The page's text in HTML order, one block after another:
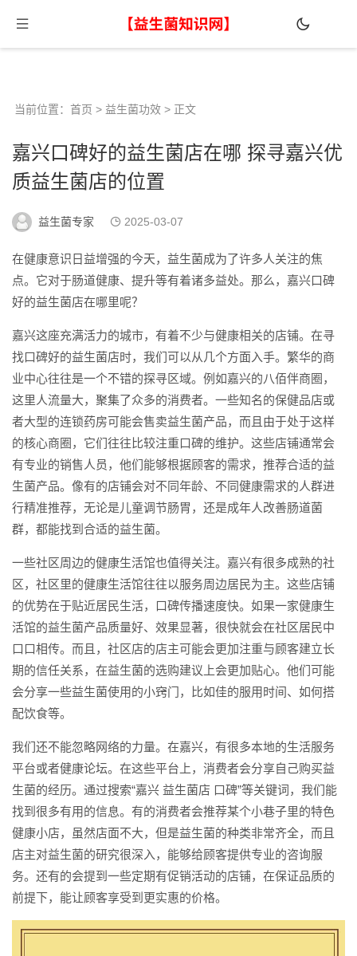
当前位置： 首页 > 益生菌功效 > 正文
嘉兴口碑好的益生菌店在哪 探寻嘉兴优
质益生菌店的位置
益生菌专家 2025-03-07
在健康意识日益增强的今天，益生菌成为了许多人关注的焦
点。它对于肠道健康、提升等有着诸多益处。那么，嘉兴口碑
好的益生菌店在哪里呢？
嘉兴这座充满活力的城市，有着不少与健康相关的店铺。在寻
找口碑好的益生菌店时，我们可以从几个方面入手。繁华的商
业中心往往是一个不错的探寻区域。例如嘉兴的八佰伴商圈，
这里人流量大，聚集了众多的消费者。一些知名的保健品店或
者大型的连锁药房可能会售卖益生菌产品，而且由于处于这样
的核心商圈，它们往往比较注重口碑的维护。这些店铺通常会
有专业的销售人员，他们能够根据顾客的需求，推荐合适的益
生菌产品。像有的店铺会对不同年龄、不同健康需求的人群进
行精准推荐，无论是儿童调节肠胃，还是成年人改善肠道菌
群，都能找到合适的益生菌。
一些社区周边的健康生活馆也值得关注。嘉兴有很多成熟的社
区，社区里的健康生活馆往往以服务周边居民为主。这些店铺
的优势在于贴近居民生活，口碑传播速度快。如果一家健康生
活馆的益生菌产品质量好、效果显著，很快就会在社区居民中
口口相传。而且，社区店的店主可能会更加注重与顾客建立长
期的信任关系，在益生菌的选购建议上会更加贴心。他们可能
会分享一些益生菌使用的小窍门，比如佳的服用时间、如何搭
配饮食等。
我们还不能忽略网络的力量。在嘉兴，有很多本地的生活服务
平台或者健康论坛。在这些平台上，消费者会分享自己购买益
生菌的经历。通过搜索“嘉兴 益生菌店 口碑”等关键词，我们能
找到很多有用的信息。有的消费者会推荐某个小巷子里的特色
健康小店，虽然店面不大，但是益生菌的种类非常齐全，而且
店主对益生菌的研究很深入，能够给顾客提供专业的咨询服
务。还有的会提到一些定期有促销活动的店铺，在保证品质的
前提下，能让顾客享受到更实惠的价格。